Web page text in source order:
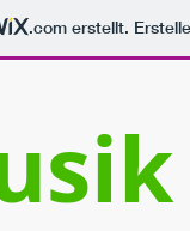
.com erstellt.